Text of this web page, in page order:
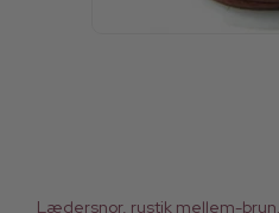
Lædersnor, rustik mellem-